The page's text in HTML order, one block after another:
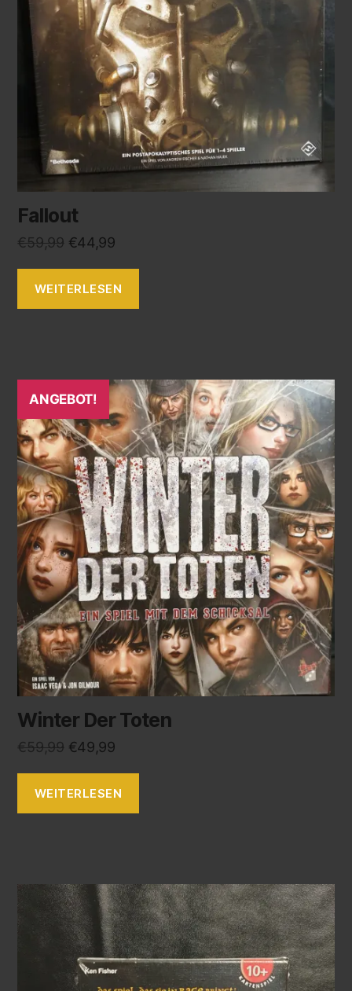
Fallout
€59,99 €44,99
WEITERLESEN
ANGEBOT!
Winter Der Toten
€59,99 €49,99
WEITERLESEN